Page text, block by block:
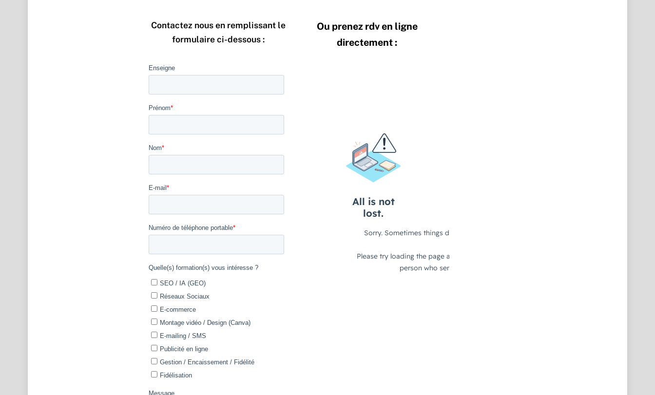
Contactez nous en remplissant le
formulaire ci-dessous :
Ou prenez rdv en ligne
directement :